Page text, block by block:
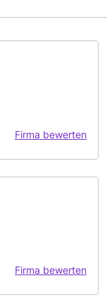
Firma bewerten
Firma bewerten